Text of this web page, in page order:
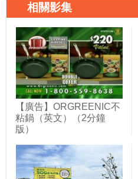
相關影集
【廣告】ORGREENIC不
粘鍋（英文）（2分鐘
版）